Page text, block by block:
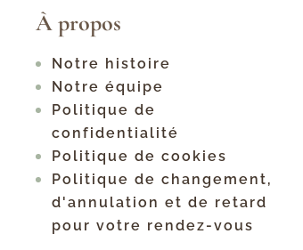
À propos
Notre histoire
Notre équipe
Politique de
confidentialité
Politique de cookies
Politique de changement,
d'annulation et de retard
pour votre rendez-vous